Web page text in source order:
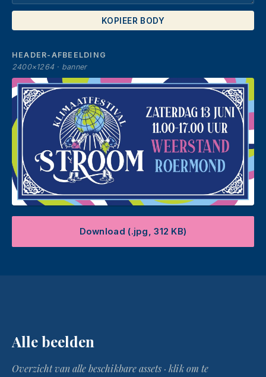
KOPIEER BODY
HEADER-AFBEELDING
2400×1264 · banner
Download (.jpg, 312 KB)
Alle beelden
Overzicht van alle beschikbare assets · klik om te